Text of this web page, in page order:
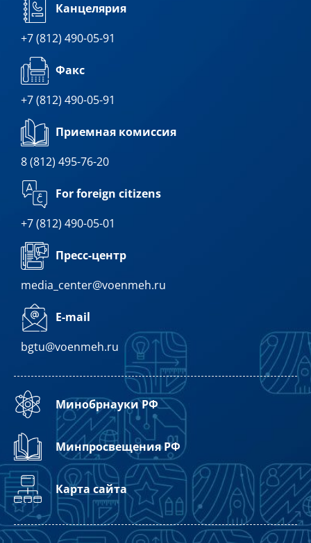
Канцелярия
+7 (812) 490-05-91
Факс
+7 (812) 490-05-91
Приемная комиссия
8 (812) 495-76-20
For foreign citizens
+7 (812) 490-05-01
Пресс-центр
media_center@voenmeh.ru
E-mail
bgtu@voenmeh.ru
Минобрнауки РФ
Минпросвещения РФ
Карта сайта